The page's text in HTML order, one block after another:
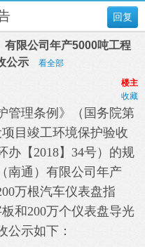
回复
有限公司年产5000吨工程
公示
看全部
楼主
收藏
管理条例》（国务院第
目竣工环境保护验收
办【2018】 34号）的规
南通）有限公司年产
万根汽车仪表盘指
和200万个仪表盘导光
公示如下：